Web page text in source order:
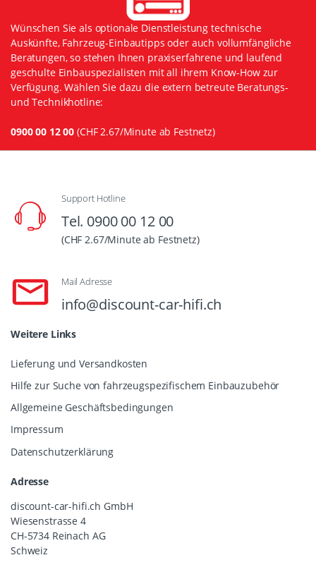
Wünschen Sie als optionale Dienstleistung technische
Auskünfte, Fahrzeug-Einbautipps oder auch vollumfängliche
Beratungen, so stehen Ihnen praxiserfahrene und laufend
geschulte Einbauspezialisten mit all ihrem Know-How zur
Verfügung. Wählen Sie dazu die extern betreute Beratungs-
und Technikhotline:
0900 00 12 00 (CHF 2.67/Minute ab Festnetz)
Support Hotline
Tel. 0900 00 12 00
(CHF 2.67/Minute ab Festnetz)
Mail Adresse
info@discount-car-hifi.ch
Weitere Links
Lieferung und Versandkosten
Hilfe zur Suche von fahrzeugspezifischem Einbauzubehör
Allgemeine Geschäftsbedingungen
Impressum
Datenschutzerklärung
Adresse
discount-car-hifi.ch GmbH
Wiesenstrasse 4
CH-5734 Reinach AG
Schweiz